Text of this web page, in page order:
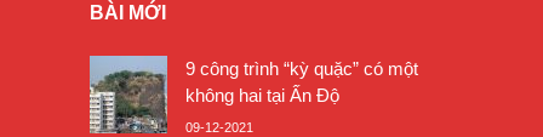
BÀI MỚI
9 công trình “kỳ quặc” có một
không hai tại Ấn Độ
09-12-2021